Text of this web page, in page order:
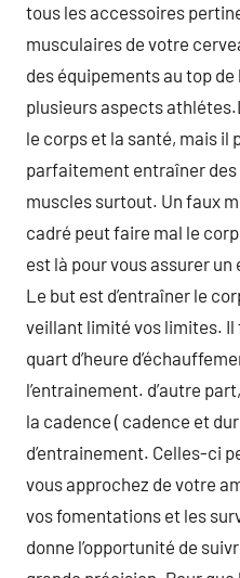
tous les accessoires
musculaires de votre
des équipements au top
plusieurs aspects
le corps et la santé, mais il
parfaitement entraîner des
muscles surtout. Un faux
cadré peut faire mal le
est là pour vous assurer
Le but est d’entraîner le
veillant limité vos limites.
quart d’heure
l’entrainement. d’autre
la cadence ( cadence et
d’entrainement. Celles-ci
vous approchez de votre
vos fomentations et les
donne l’opportunité de